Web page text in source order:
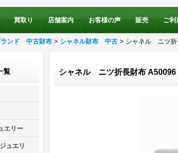
買取り 店舗案内 お客様の声 販売 ご利
ランド 中古財布 > シャネル財布 中古 > シャネル ニツ折
覧
エリー
ュエリ
シャネル ニツ折長財布 A50096